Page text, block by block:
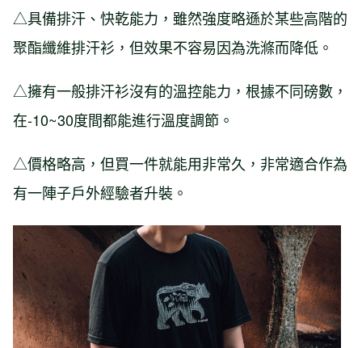
△具備排汗、快乾能力，雖然強度略遜於某些高階的
聚酯纖維排汗衫，但效果不容易因為洗滌而降低。
△擁有一般排汗衫沒有的溫控能力，根據不同磅數，
在-10~30度間都能進行溫度調節。
△價格略高，但買一件就能用非常久，非常適合作為
有一陣子戶外經驗者升裝。